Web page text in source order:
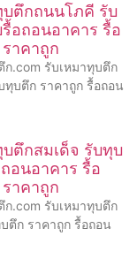
บตึกถนนโภคี รับ
อถอนอาคาร รื้อ
าคาถูก
ก.com รับเหมาทุบตึก
บตึก ราคาถูก รื้อถอน
บตึกสมเด็จ รับทุบ
อนอาคาร รื้อ
าคาถูก
ก.com รับเหมาทุบตึก
ตึก ราคาถูก รื้อถอน